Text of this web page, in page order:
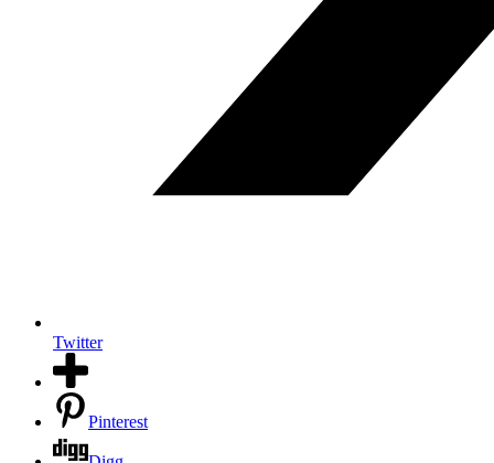
Twitter
Pinterest